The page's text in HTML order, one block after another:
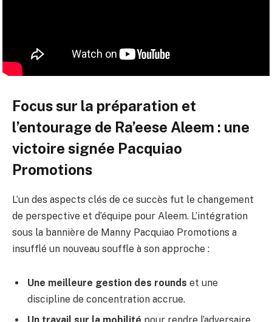
Focus sur la préparation et
l’entourage de Ra’eese Aleem : une
victoire signée Pacquiao
Promotions
L’un des aspects clés de ce succès fut le changement
de perspective et d’équipe pour Aleem. L’intégration
sous la bannière de Manny Pacquiao Promotions a
insufflé un nouveau souffle à son approche :
Une meilleure gestion des rounds et une
discipline de concentration accrue.